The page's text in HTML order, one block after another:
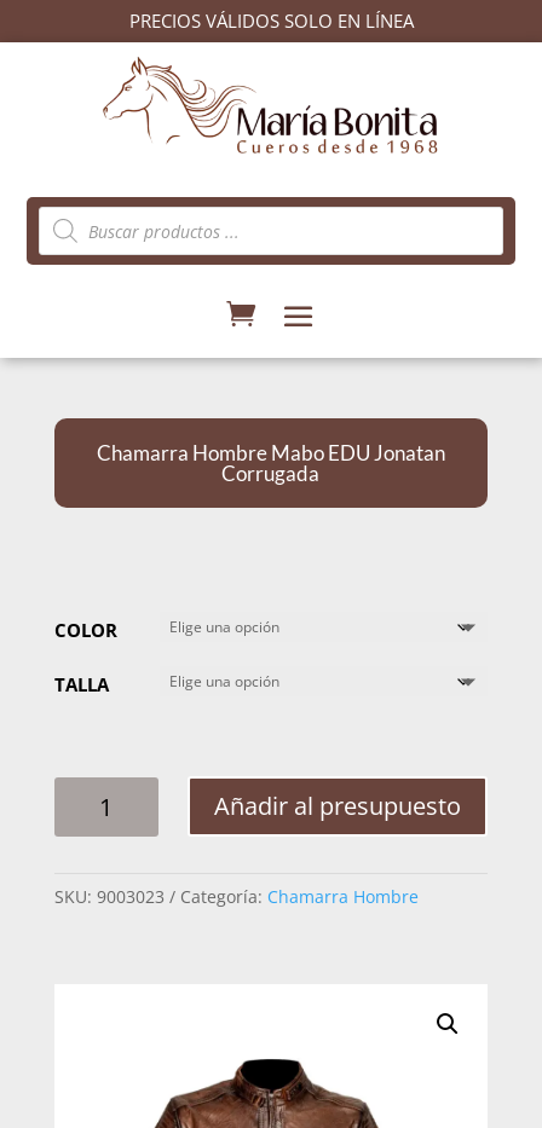
PRECIOS VÁLIDOS SOLO EN LÍNEA
Búsqueda
de
productos
Chamarra Hombre Mabo EDU Jonatan
Corrugada
COLOR
TALLA
HOMBRE
JONATAN
Añadir al presupuesto
SKU: 9003023 Categoría: Chamarra Hombre